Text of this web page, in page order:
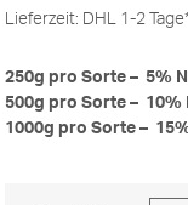
Lieferzeit: DHL 1-2
250g pro Sorte – 5%
500g pro Sorte – 10%
1000g pro Sorte –